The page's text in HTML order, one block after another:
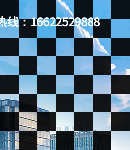
线：16622529888